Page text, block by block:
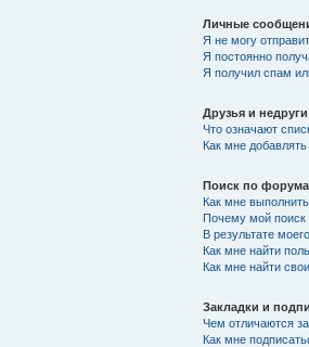
Личные
Я не могу
Я постоянно
Я получил спам
Друзья и недруги
Что означают
Как мне
Поиск по
Как мне
Почему мой поиск
В результате
Как мне найти
Как мне найти
Закладки и
Чем отличаются
Как мне